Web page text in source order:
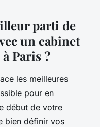
parti de
un cabinet
Paris ?
les meilleures
pour en
début de votre
bien définir vos